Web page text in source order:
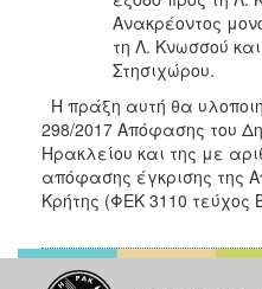
Ανακρέοντος
τη Λ. Κνωσσού
Στησιχώρου.
Η πράξη αυτή θα
298/2017 Απόφασης του
Ηρακλείου και της με
απόφασης έγκρισης της
Κρήτης (ΦΕΚ 3110 τεύχος